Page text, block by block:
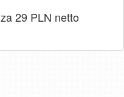
za 29 PLN netto